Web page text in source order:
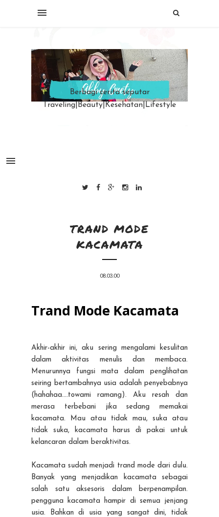
Berbagi cerita seputar
Traveling|Beauty|Kesehatan|Lifestyle
TRAND MODE
KACAMATA
08.03.00
Trand Mode Kacamata
Akhir-akhir ini, aku sering mengalami kesulitan
dalam aktivitas menulis dan membaca.
Menurunnya fungsi mata dalam penglihatan
seiring bertambahnya usia adalah penyebabnya
(hahahaa....towami ramang). Aku resah dan
merasa terbebani jika sedang memakai
kacamata. Mau atau tidak mau, suka atau
tidak suka, kacamata harus di pakai untuk
kelancaran dalam beraktivitas.
Kacamata sudah menjadi trand mode dari dulu.
Banyak yang menjadikan kacamata sebagai
salah satu aksesoris dalam berpenampilan.
pengguna kacamata hampir di semua jenjang
usia. Bahkan di usia yang sangat dini, tidak